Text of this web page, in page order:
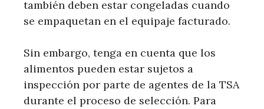
también deben estar congeladas cuando
se empaquetan en el equipaje facturado.
Sin embargo, tenga en cuenta que los
alimentos pueden estar sujetos a
inspección por parte de agentes de la TSA
durante el proceso de selección. Para